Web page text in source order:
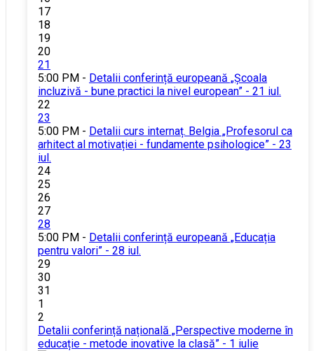
17
18
19
20
21
5:00 PM - Detalii conferință europeană „Școala
incluzivă - bune practici la nivel european” - 21 iul.
22
23
5:00 PM - Detalii curs internaț. Belgia „Profesorul ca
arhitect al motivației - fundamente psihologice” - 23
iul.
24
25
26
27
28
5:00 PM - Detalii conferință europeană „Educația
pentru valori” - 28 iul.
29
30
31
1
2
Detalii conferință națională „Perspective moderne în
educație - metode inovative la clasă” - 1 iulie